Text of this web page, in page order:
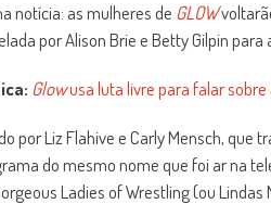
notícia: as mulheres de GLOW
por Alison Brie e Betty Gilpin
Glowusa luta livre para falar
por Liz Flahive e Carly Mensch, que
do mesmo nome que foi ar na
Ladies of Wrestling (ou